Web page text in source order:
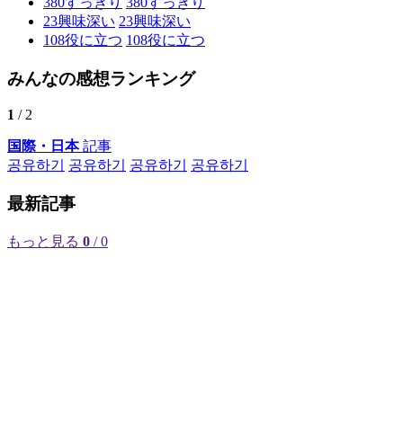
23興味深い 23興味深い
108役に立つ 108役に立つ
みんなの感想ランキング
1 / 2
国際・日本記事
공유하기
공유하기 공유하기 공유하기
最新記事
もっと見る 0 / 0